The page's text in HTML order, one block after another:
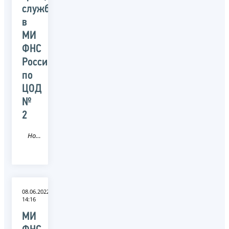
службы
в
МИ
ФНС
России
по
ЦОД
№
2
Новость
08.06.2022
14:16
МИ